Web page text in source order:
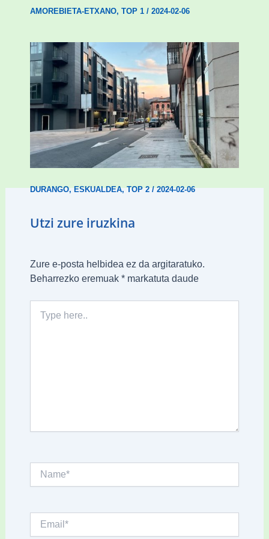
AMOREBIETA-ETXANO, TOP 1/ 2024-02-06
Udal etxebizitza tasatuei buruzko lehen
ordenantza izango du Durangok
DURANGO,ESKUALDEA,TOP 2/2024-02-06
Utzi zure iruzkina
Zure e-posta helbidea ez da argitaratuko.
Beharrezko eremuak *markatuta daude
here..